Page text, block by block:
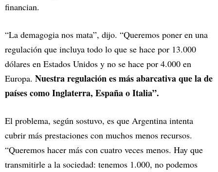
financian.
“La demagogia nos mata”, dijo. “Queremos poner en una
regulación que incluya todo lo que se hace por 13.000
dólares en Estados Unidos y no se hace por 4.000 en
Europa. Nuestra regulación es más abarcativa que la de
países como Inglaterra, España o Italia”.
El problema, según sostuvo, es que Argentina intenta
cubrir más prestaciones con muchos menos recursos.
“Queremos hacer más con cuatro veces menos. Hay que
transmitirle a la sociedad: tenemos 1.000, no podemos